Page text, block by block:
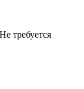
требуется